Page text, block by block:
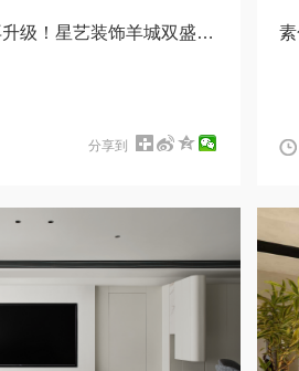
收官不落幕，服务再升级！星艺装饰羊城双盛事圆满举行
分享到